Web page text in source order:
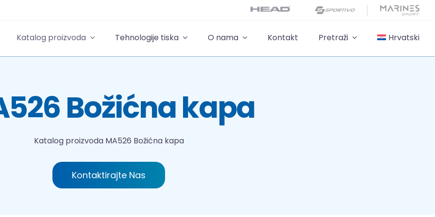
Katalog proizvoda Tehnologije tiska O nama Kontakt Pretraži Hrvatski
Božićna kapa
Katalog proizvoda MA526 Božićna kapa
Kontaktirajte Nas